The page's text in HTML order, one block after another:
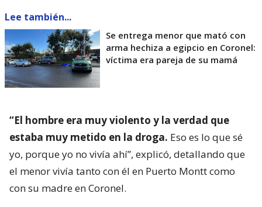
Lee también...
Se entrega menor que mató con
arma hechiza a egipcio en Coronel:
víctima era pareja de su mamá
“El hombre era muy violento y la verdad que
estaba muy metido en la droga. Eso es lo que sé
yo, porque yo no vivía ahí”, explicó, detallando que
el menor vivía tanto con él en Puerto Montt como
con su madre en Coronel.